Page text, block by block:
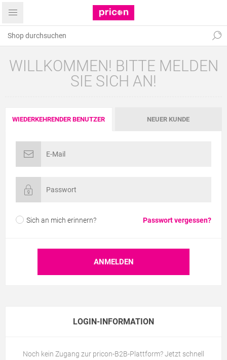
WILLKOMMEN! BITTE MELDEN
SIE SICH AN!
WIEDERKEHRENDER BENUTZER NEUER KUNDE
Sich an mich erinnern? Passwort vergessen?
LOGIN-INFORMATION
Noch kein Zugang zur pricon-B2B-Plattform? Jetzt schnell